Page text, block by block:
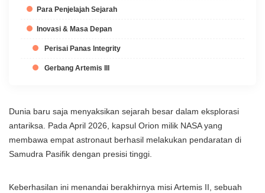
Para Penjelajah Sejarah
Inovasi & Masa Depan
Perisai Panas Integrity
Gerbang Artemis III
Dunia baru saja menyaksikan sejarah besar dalam eksplorasi
antariksa. Pada April 2026, kapsul Orion milik NASA yang
membawa empat astronaut berhasil melakukan pendaratan di
Samudra Pasifik dengan presisi tinggi.
Keberhasilan ini menandai berakhirnya misi Artemis II, sebuah